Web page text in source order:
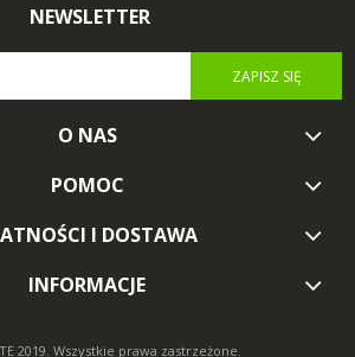
NEWSLETTER
ZAPISZ SIĘ
O NAS
POMOC
I DOSTAWA
INFORMACJE
2019. Wszystkie prawa zastrzeżone.